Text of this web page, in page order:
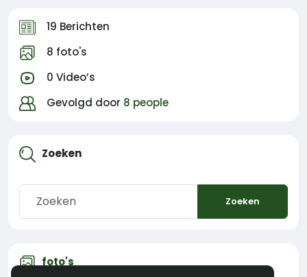
19 Berichten
8 foto's
0 Video’s
Gevolgd door 8 people
Zoeken
Zoeken
foto's